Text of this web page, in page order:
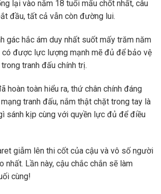
lại vào năm 18 tuổi mấu chốt nhất, câu
đầu, tất cả vẫn còn đường lui.
gác hắc ám duy nhất suốt mấy trăm năm
có được lực lượng mạnh mẽ đủ để bảo vệ
tranh đấu chính trị.
hoàn toàn hiểu ra, thứ chân chính đáng
tranh đấu, nắm thật chặt trong tay là
sánh kịp cùng với quyền lực đủ để điều
giẫm lên thi cốt của cậu và vô số người
nhất. Lần này, cậu chắc chắn sẽ làm
cùng!